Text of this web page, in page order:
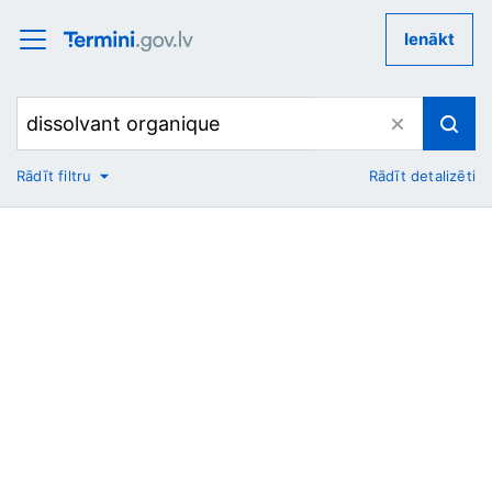
Ienākt
No
Rādīt filtru Rādīt detalizēti